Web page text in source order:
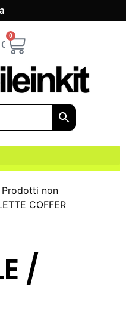
€
0
Prodotti non
COFFER
/